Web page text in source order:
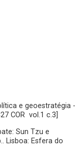
e geoestratégia -
COR vol.1 c.3]
Sun Tzu e
Lisboa: Esfera do